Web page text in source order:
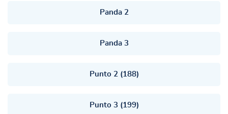
Panda 2
Panda 3
Punto 2 (188)
Punto 3 (199)